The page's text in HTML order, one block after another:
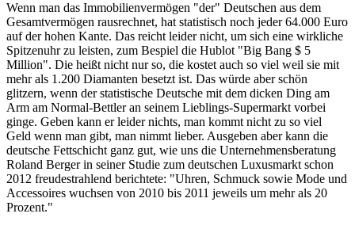
Wenn man das Immobilienvermögen "der" Deutschen aus dem
Gesamtvermögen rausrechnet, hat statistisch noch jeder 64.000 Euro
auf der hohen Kante. Das reicht leider nicht, um sich eine wirkliche
Spitzenuhr zu leisten, zum Bespiel die Hublot "Big Bang $ 5
Million". Die heißt nicht nur so, die kostet auch so viel weil sie mit
mehr als 1.200 Diamanten besetzt ist. Das würde aber schön
glitzern, wenn der statistische Deutsche mit dem dicken Ding am
Arm am Normal-Bettler an seinem Lieblings-Supermarkt vorbei
ginge. Geben kann er leider nichts, man kommt nicht zu so viel
Geld wenn man gibt, man nimmt lieber. Ausgeben aber kann die
deutsche Fettschicht ganz gut, wie uns die Unternehmensberatung
Roland Berger in seiner Studie zum deutschen Luxusmarkt schon
2012 freudestrahlend berichtete: "Uhren, Schmuck sowie Mode und
Accessoires wuchsen von 2010 bis 2011 jeweils um mehr als 20
Prozent."